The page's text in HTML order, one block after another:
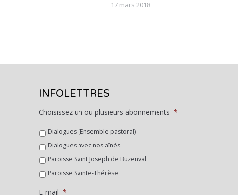
17 mars 2018
INFOLETTRES
Choisissez un ou plusieurs abonnements *
Dialogues (Ensemble pastoral)
Dialogues avec nos aînés
Paroisse Saint Joseph de Buzenval
Paroisse Sainte-Thérèse
E-mail *